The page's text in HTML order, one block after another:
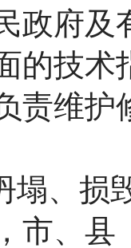
政府及
的技术
责维护
塌、损
市、县